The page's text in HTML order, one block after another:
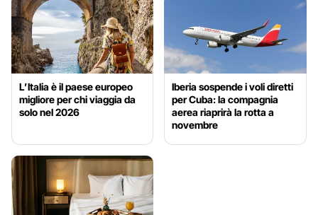
L’Italia è il paese europeo
migliore per chi viaggia da
solo nel 2026
Iberia sospende i voli diretti
per Cuba: la compagnia
aerea riaprirà la rotta a
novembre